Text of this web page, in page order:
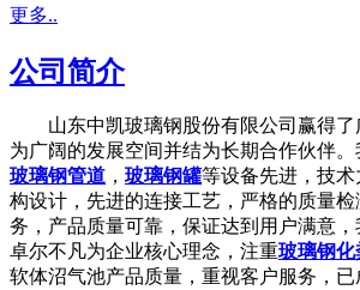
更多..
公司简介
山东中凯玻璃钢股份有限公司赢得了
为广阔的发展空间并结为长期合作伙伴。
玻璃钢管道 ， 玻璃钢罐等设备先进，技
构设计，先进的连接工艺，严格的质量
务，产品质量可靠，保证达到用户满意
卓尔不凡为企业核心理念，注重玻璃钢化
软体沼气池产品质量，重视客户服务，